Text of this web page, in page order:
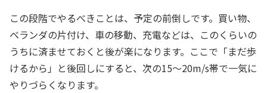
この段階でやるべきことは、予定の前倒しです。買い物、
ベランダの片付け、車の移動、充電などは、このくらいの
うちに済ませておくと後が楽になります。ここで「まだ歩
けるから」と後回しにすると、次の15〜20m/s帯で一気に
やりづらくなります。